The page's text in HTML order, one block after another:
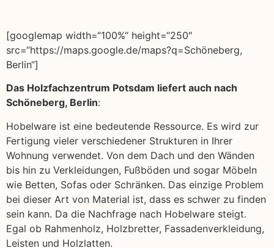
[googlemap width=“100%“ height=“250″
src=“https://maps.google.de/maps?q=Schöneberg,
Berlin“]
Das Holzfachzentrum Potsdam liefert auch nach
Schöneberg, Berlin:
Hobelware ist eine bedeutende Ressource. Es wird zur
Fertigung vieler verschiedener Strukturen in Ihrer
Wohnung verwendet. Von dem Dach und den Wänden
bis hin zu Verkleidungen, Fußböden und sogar Möbeln
wie Betten, Sofas oder Schränken. Das einzige Problem
bei dieser Art von Material ist, dass es schwer zu finden
sein kann. Da die Nachfrage nach Hobelware steigt.
Egal ob Rahmenholz, Holzbretter, Fassadenverkleidung,
Leisten und Holzlatten.